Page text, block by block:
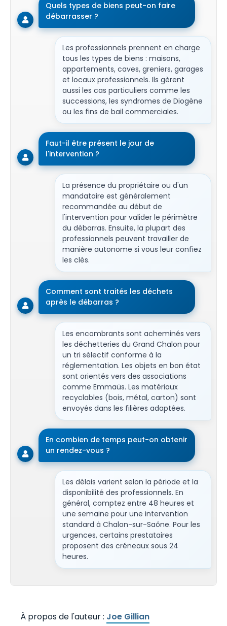
Quels types de biens peut-on faire
débarrasser ?
Les professionnels prennent en charge
tous les types de biens : maisons,
appartements, caves, greniers, garages
et locaux professionnels. Ils gèrent
aussi les cas particuliers comme les
successions, les syndromes de Diogène
ou les fins de bail commerciales.
Faut-il être présent le jour de
l'intervention ?
La présence du propriétaire ou d'un
mandataire est généralement
recommandée au début de
l'intervention pour valider le périmètre
du débarras. Ensuite, la plupart des
professionnels peuvent travailler de
manière autonome si vous leur confiez
les clés.
Comment sont traités les déchets
après le débarras ?
Les encombrants sont acheminés vers
les déchetteries du Grand Chalon pour
un tri sélectif conforme à la
réglementation. Les objets en bon état
sont orientés vers des associations
comme Emmaüs. Les matériaux
recyclables (bois, métal, carton) sont
envoyés dans les filières adaptées.
En combien de temps peut-on obtenir
un rendez-vous ?
Les délais varient selon la période et la
disponibilité des professionnels. En
général, comptez entre 48 heures et
une semaine pour une intervention
standard à Chalon-sur-Saône. Pour les
urgences, certains prestataires
proposent des créneaux sous 24
heures.
Joe Gillian